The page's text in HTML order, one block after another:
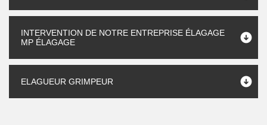
INTERVENTION DE NOTRE ENTREPRISE ÉLAGAGE
MP ÉLAGAGE
ELAGUEUR GRIMPEUR